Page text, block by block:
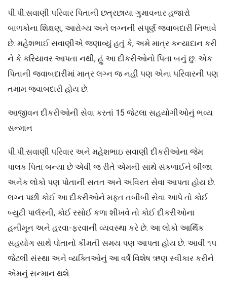
પી.પી.સવાણી પરિવાર પિતાની છત્રછાયા ગુમાવનાર હજારો
બાળકોના શિક્ષણ, આરોગ્ય અને લગ્નની સંપૂર્ણ જવાબદારી નિભાવે
છે. મહેશભાઈ સવાણીએ જણાવ્યું હતું કે, અમે માત્ર કન્યાદાન કરી
ને કે કરિયાવર આપતા નથી, હું આ દીકરીઓનો પિતા બનું છુ. એક
પિતાની જવાબદારીમાં માત્ર લગ્ન જ નહીં પણ એના પરિવારની પણ
તમામ જવાબદારી હોય છે.
આજીવન દીકરીઓની સેવા કરતાં 15 જેટલા સહયોગીઓનું ભવ્ય
સન્માન
પી.પી.સવાણી પરિવાર અને મહેશભાઇ સવાણી દીકરીઓના જેમ
પાલક પિતા બન્યા છે એવી જ રીતે એમની સાથે સંકળાઈને બીજા
અનેક લોકો પણ પોતાની સતત અને અવિરત સેવા આપતા હોય છે.
લગ્ન પછી કોઈ આ દીકરીઓને મફત તબીબી સેવા આપે તો કોઈ
બ્યુટી પાર્લરની, કોઈ રસોઈ કળા શીખવે તો કોઈ દીકરીઓના
હનીમૂન અને હરવા-ફરવાની વ્યવસ્થા કરે છે. આ લોકો આર્થિક
સહયોગ સાથે પોતાનો કીમતી સમય પણ આપતા હોય છે. આવી ૧૫
જેટલી સંસ્થા અને વ્યક્તિઓનું આ વર્ષે વિશેષ ઋણ સ્વીકાર કરીને
એમનું સન્માન થશે.